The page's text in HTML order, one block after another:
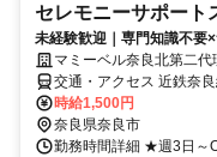
セレモニーサポート
未経験歓迎｜専門知識不要
マミーベル奈良北第二代
交通・アクセス 近鉄奈
時給1,500円
奈良県奈良市
勤務時間詳細 ★週3日～